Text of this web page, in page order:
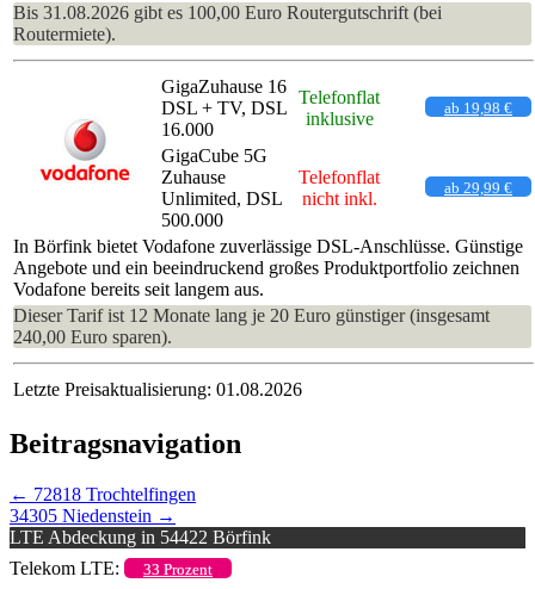
Bis 31.08.2026 gibt es 100,00 Euro Routergutschrift (bei
Routermiete).
GigaZuhause 16
DSL + TV, DSL
16.000
Telefonflat
inklusive
ab 19,98 €
GigaCube 5G
Zuhause
Unlimited, DSL
500.000
Telefonflat
nicht inkl.
ab 29,99 €
In Börfink bietet Vodafone zuverlässige DSL-Anschlüsse. Günstige
Angebote und ein beeindruckend großes Produktportfolio zeichnen
Vodafone bereits seit langem aus.
Dieser Tarif ist 12 Monate lang je 20 Euro günstiger (insgesamt
240,00 Euro sparen).
Letzte Preisaktualisierung: 01.08.2026
Beitragsnavigation
← 72818 Trochtelfingen
34305 Niedenstein →
LTE Abdeckung in 54422 Börfink
Telekom LTE:
33 Prozent